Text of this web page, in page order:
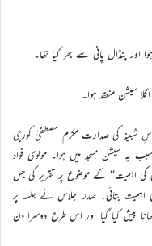
پنڈال پانی سے بھر گیا تھا۔
سیشن منعقد ہوا۔
کی صدارت مکرم مصطفیٰ کورجی
یہ سیشن مسجد میں ہوا۔ مولوی فواد
اہمیت‘‘ کے موضوع پر تقریر کی جس
بتائی۔ صدر اجلاس نے جلسہ پر
پیش کیا گیا اور اس طرح دوسرا دن